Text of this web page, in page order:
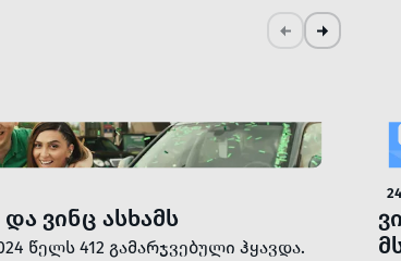
ვინც ასხამს
წელს 412 გამარჯვებული ჰყავდა.